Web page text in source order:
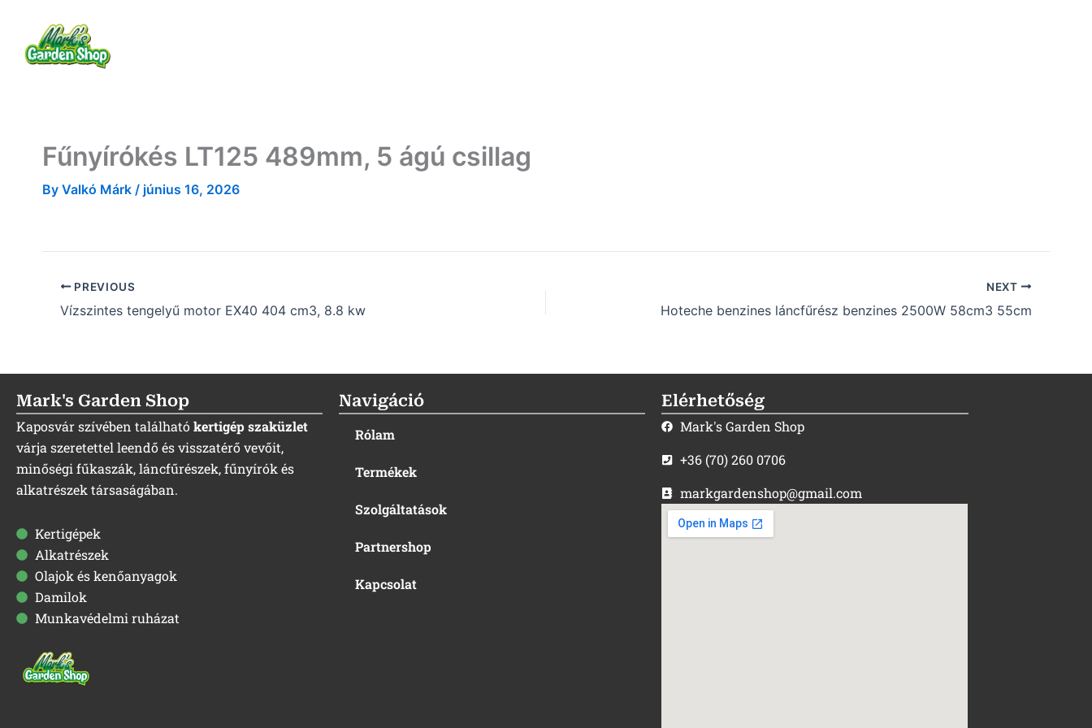
content
Fűnyírókés LT125 489mm, 5 ágú csillag
By Valkó Márk / június 16, 2026
PREVIOUS
Vízszintes tengelyű motor EX40 404 cm3, 8.8 kw
NEXT
Hoteche benzines láncfűrész benzines 2500W 58cm3 55cm
Mark's Garden Shop
Kaposvár szívében találhatókertigép szaküzlet
várja szeretettel leendő és visszatérő vevőit,
minőségi fűkaszák, láncfűrészek, fűnyírók és
alkatrészek társaságában.
Kertigépek
Alkatrészek
Olajok és kenőanyagok
Damilok
Munkavédelmi ruházat
Navigáció
Rólam
Termékek
Szolgáltatások
Partnershop
Kapcsolat
Elérhetőség
Mark's Garden Shop
+36 (70) 260 0706
markgardenshop@gmail.com